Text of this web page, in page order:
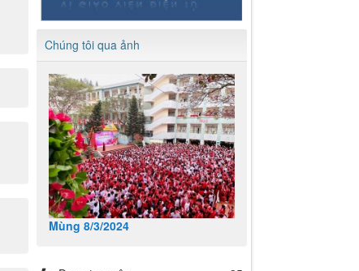
Chúng tôi qua ảnh
Mùng 8/3/2024